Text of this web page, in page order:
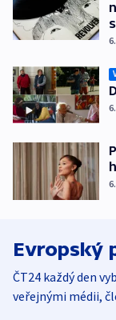
Evropský
ČT24 každý den
veřejnými médii,